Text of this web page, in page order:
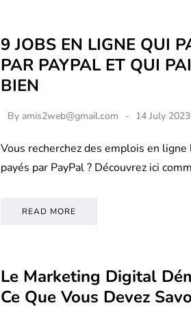
9 JOBS EN LIGNE QUI
PAR PAYPAL ET QUI
BIEN
By amis2web@gmail.com 14 July 2023
Vous recherchez des emplois en
payés par PayPal ? Découvrez ici
READ MORE
Le Marketing Digital
Ce Que Vous Devez